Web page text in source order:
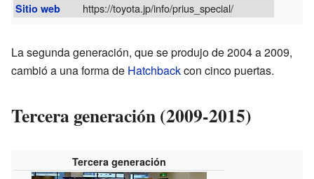
Sitio web https://toyota.jp/info/prius_special/
La segunda generación, que se produjo de 2004 a 2009,
cambió a una forma de Hatchbackcon cinco puertas.
Tercera generación (2009-2015)
Tercera generación